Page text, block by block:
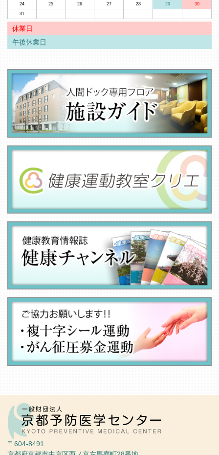
24
25 26 27 28 29
30
31
休業日
午後休業日
〒604-8491